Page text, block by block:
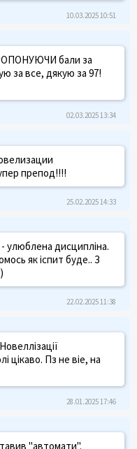
10.03.2025 10:51
бали за
за все, дякую за 97!
02.03.2025 13:34
препод!!!!
25.02.2025 14:33
улюблена дисципліна.
як іспит буде.. З
22.02.2025 11:38
цікаво. Пз не віе, на
28.01.2025 17:46
"автомати".